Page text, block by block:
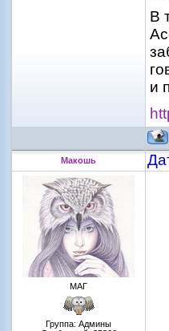
В
и
Макошь
МАГ
Группа: Админы